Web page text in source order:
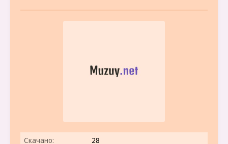
Скачано:
28